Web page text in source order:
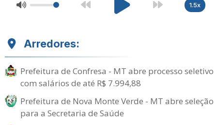
1.5x
Arredores:
Prefeitura de Confresa - MT abre processo seletivo
com salários de até R$ 7.994,88
Prefeitura de Nova Monte Verde - MT abre seleção
para a Secretaria de Saúde